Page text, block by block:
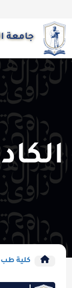
جامعة
كلية طب